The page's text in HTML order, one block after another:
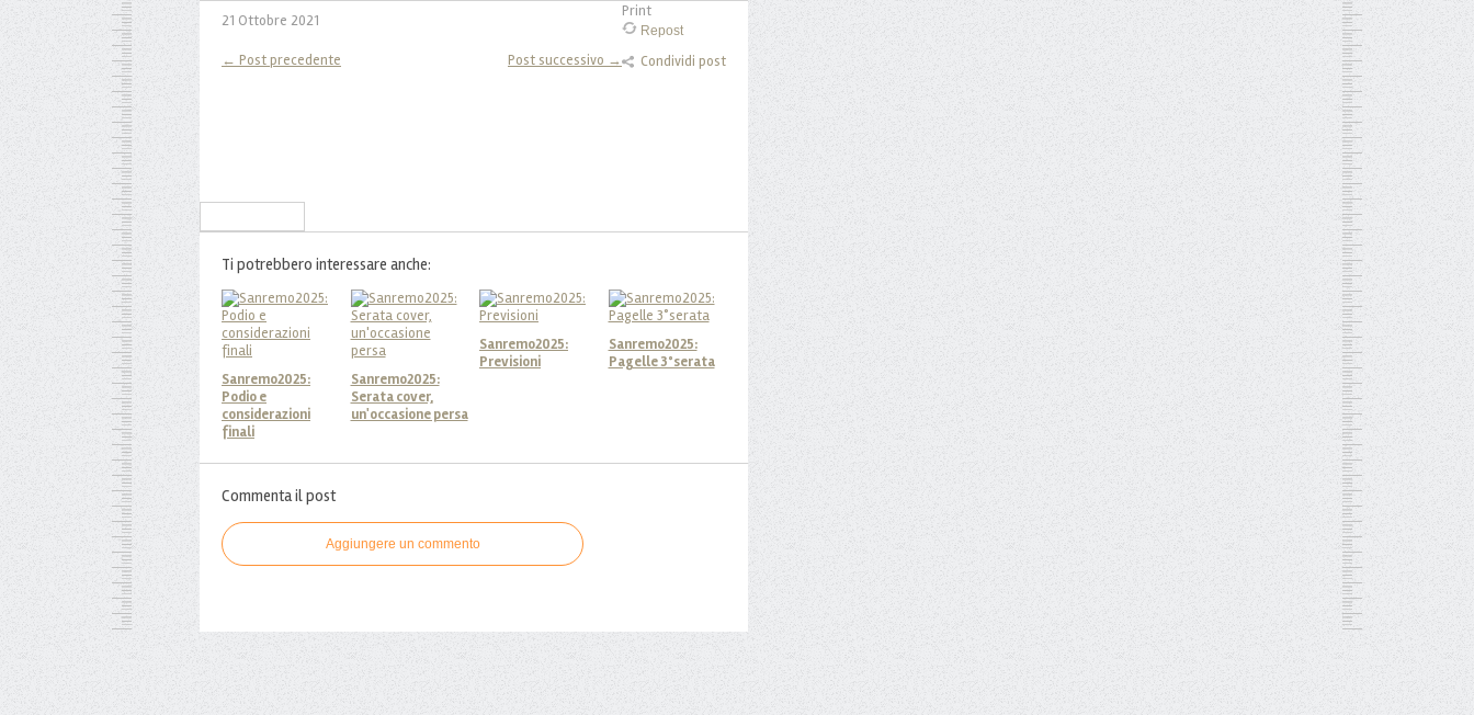
21 Ottobre 2021
Print
Repost
Condividi post
← Post precedente Post successivo →
Ti potrebbero interessare anche:
Sanremo2025:
Podio e
considerazioni
finali
Sanremo2025:
Serata cover,
un'occasione persa
Sanremo2025:
Previsioni
Sanremo2025:
Pagelle 3°serata
Commenta il post
Aggiungere un commento